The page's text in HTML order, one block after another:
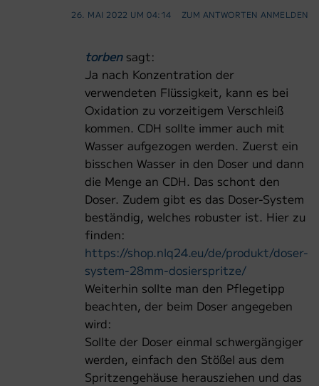
26. MAI 2022 UM 04:14 ZUM ANTWORTEN ANMELDEN
torben sagt:
Ja nach Konzentration der
verwendeten Flüssigkeit, kann es bei
Oxidation zu vorzeitigem Verschleiß
kommen. CDH sollte immer auch mit
Wasser aufgezogen werden. Zuerst ein
bisschen Wasser in den Doser und dann
die Menge an CDH. Das schont den
Doser. Zudem gibt es das Doser-System
beständig, welches robuster ist. Hier zu
finden:
https://shop.nlq24.eu/de/produkt/doser-
system-28mm-dosierspritze/
Weiterhin sollte man den Pflegetipp
beachten, der beim Doser angegeben
wird:
Sollte der Doser einmal schwergängiger
werden, einfach den Stößel aus dem
Spritzengehäuse herausziehen und das